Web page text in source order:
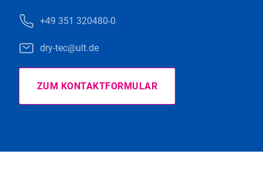
+49 351 320480-0
dry-tec@ult.de
ZUM KONTAKTFORMULAR